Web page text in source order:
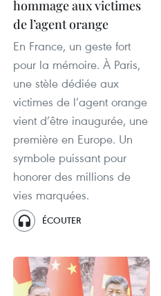
hommage aux victimes
de l’agent orange
En France, un geste fort
pour la mémoire. À Paris,
une stèle dédiée aux
victimes de l’agent orange
vient d’être inaugurée, une
première en Europe. Un
symbole puissant pour
honorer des millions de
vies marquées.
ÉCOUTER